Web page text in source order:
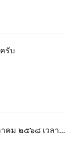
รับ
คม ๒๕๖๘ เวลา...